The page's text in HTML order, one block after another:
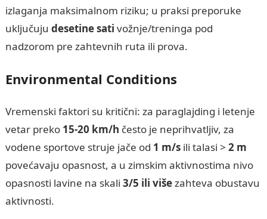
izlaganja maksimalnom riziku; u praksi preporuke
uključuju desetine sati vožnje/treninga pod
nadzorom pre zahtevnih ruta ili prova.
Environmental Conditions
Vremenski faktori su kritični: za paraglajding i letenje
vetar preko 15-20 km/h često je neprihvatljiv, za
vodene sportove struje jače od 1 m/sili talasi > 2 m
povećavaju opasnost, a u zimskim aktivnostima nivo
opasnosti lavine na skali 3/5 ili višezahteva obustavu
aktivnosti.